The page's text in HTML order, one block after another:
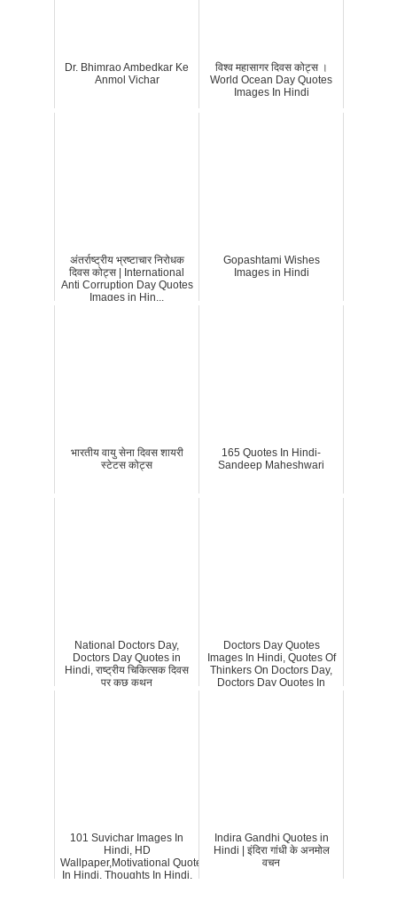
Dr. Bhimrao Ambedkar Ke
Anmol Vichar
विश्व महासागर दिवस कोट्स ।
World Ocean Day Quotes
Images In Hindi
अंतर्राष्ट्रीय भ्रष्टाचार निरोधक
दिवस कोट्स | International
Anti Corruption Day Quotes
Images in Hin...
Gopashtami Wishes
Images in Hindi
भारतीय वायु सेना दिवस शायरी
स्टेटस कोट्स
165 Quotes In Hindi-
Sandeep Maheshwari
National Doctors Day,
Doctors Day Quotes in
Hindi, राष्ट्रीय चिकित्सक दिवस
पर कुछ कथन
Doctors Day Quotes
Images In Hindi, Quotes Of
Thinkers On Doctors Day,
Doctors Day Quotes In
101 Suvichar Images In
Hindi, HD
Wallpaper,Motivational Quotes
In Hindi, Thoughts In Hindi,
Indira Gandhi Quotes in
Hindi | इंदिरा गांधी के अनमोल
वचन